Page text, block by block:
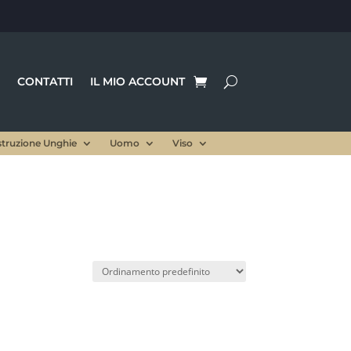
CONTATTI IL MIO ACCOUNT
Unghie Uomo Viso